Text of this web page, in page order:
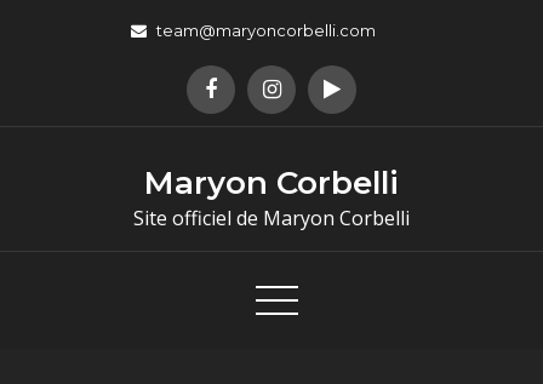
team@maryoncorbelli.com
Maryon Corbelli
Site officiel de Maryon Corbelli